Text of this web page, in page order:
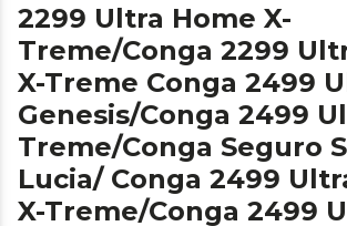
2299 Ultra Home X-
Treme/Conga 2299
X-Treme Conga 2499
Genesis/Conga 2499
Treme/Conga Seguro
Lucia/ Conga 2499
X-Treme/Conga 2499